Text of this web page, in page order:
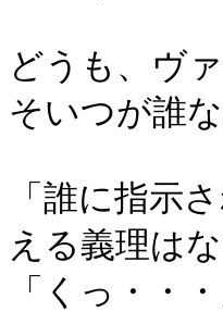
どうも、ヴ
そいつが誰
「誰に指示
える義理はな
「くっ・・・